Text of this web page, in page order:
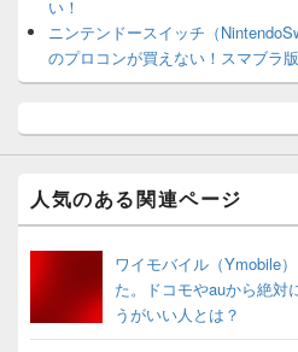
い！
ニンテンドースイッチ（
のプロコンが買えない！スマブラ
人気のある関連ページ
ワイモバイル（Ymobile
た。ドコモやauから絶対
うがいい人とは？